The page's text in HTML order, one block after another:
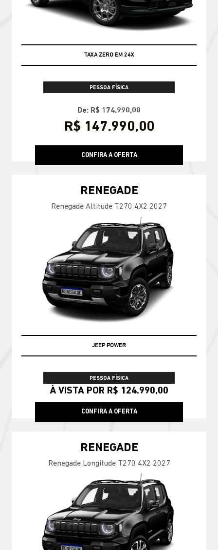
TAXA ZERO EM 24X
PESSOA FÍSICA
De: R$ 174.990,00
R$ 147.990,00
CONFIRA A OFERTA
RENEGADE
Renegade Altitude T270 4X2 2027
JEEP POWER
PESSOA FÍSICA
À VISTA POR R$ 124.990,00
CONFIRA A OFERTA
RENEGADE
Renegade Longitude T270 4X2 2027